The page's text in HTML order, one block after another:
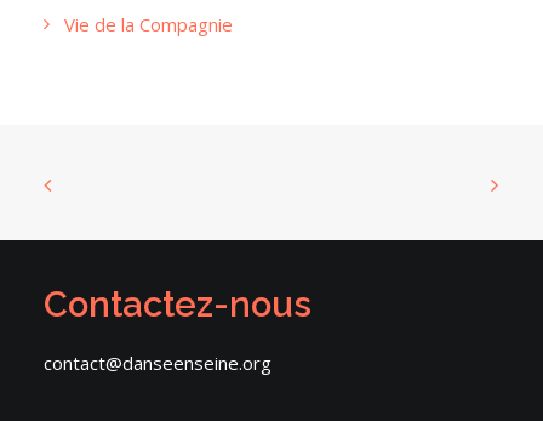
Vie de la Compagnie
Contactez-nous
contact@danseenseine.org